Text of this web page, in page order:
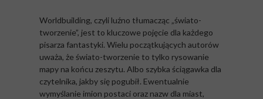
Worldbuilding, czyli luźno tłumacząc „świato-
tworzenie”, jest to kluczowe pojęcie dla każdego
pisarza fantastyki. Wielu początkujących autorów
uważa, że świato-tworzenie to tylko rysowanie
mapy na końcu zeszytu. Albo szybka ściągawka dla
czytelnika, jakby się pogubił. Ewentualnie
wymyślanie imion postaci oraz nazw dla miast,